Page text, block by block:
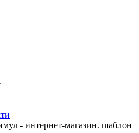
- интернет-магазин. шаблон